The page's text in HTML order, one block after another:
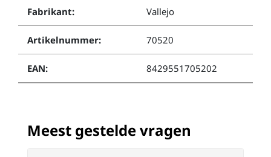
Fabrikant: Vallejo
Artikelnummer: 70520
EAN: 8429551705202
Meest gestelde vragen